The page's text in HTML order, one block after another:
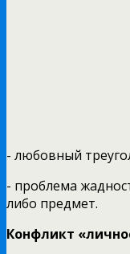
- любовный
- проблема
либо предмет.
Конфликт